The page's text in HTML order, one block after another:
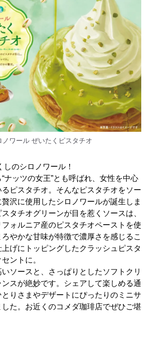
ノワール ぜいたくピスタチオ
しのシロノワール！
ナッツの女王”とも呼ばれ、女性を中心
ピスタチオ。そんなピスタチオをソー
沢に使用したシロノワールが誕生しま
タチオグリーンが目を惹くソースは、
フォルニア産のピスタチオペーストを使
やかな甘味が特徴で濃厚さを感じるこ
げにトッピングしたクラッシュピスタ
ントに。
ソースと、さっぱりとしたソフトクリ
スが絶妙です。シェアして楽しめる通
りさまやデザートにぴったりのミニサ
た。お近くのコメダ珈琲店でぜひご堪